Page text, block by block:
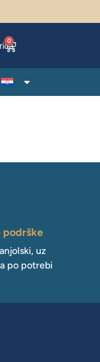
0
podrške
uz
po potrebi